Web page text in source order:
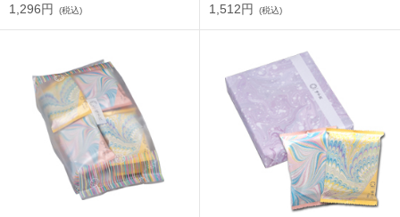
1,296円 (税込) 1,512円 (税込)